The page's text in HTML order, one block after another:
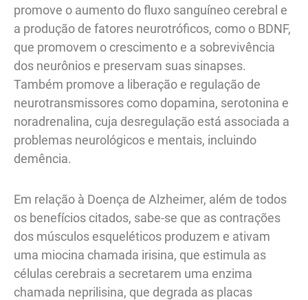
promove o aumento do fluxo sanguíneo cerebral e
a produção de fatores neurotróficos, como o BDNF,
que promovem o crescimento e a sobrevivência
dos neurônios e preservam suas sinapses.
Também promove a liberação e regulação de
neurotransmissores como dopamina, serotonina e
noradrenalina, cuja desregulação está associada a
problemas neurológicos e mentais, incluindo
demência.
Em relação à Doença de Alzheimer, além de todos
os benefícios citados, sabe-se que as contrações
dos músculos esqueléticos produzem e ativam
uma miocina chamada irisina, que estimula as
células cerebrais a secretarem uma enzima
chamada neprilisina, que degrada as placas